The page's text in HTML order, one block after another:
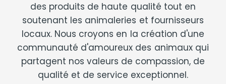
des produits de haute qualité tout en
soutenant les animaleries et fournisseurs
locaux. Nous croyons en la création d'une
communauté d'amoureux des animaux qui
partagent nos valeurs de compassion, de
qualité et de service exceptionnel.